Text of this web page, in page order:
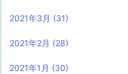
2021年3月 (31)
2021年2月 (28)
2021年1月 (30)